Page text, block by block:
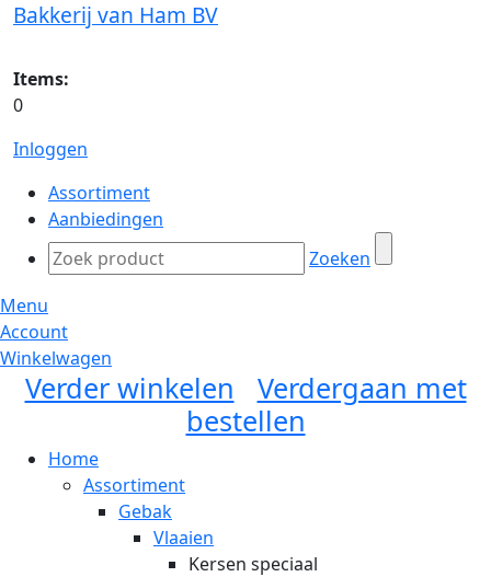
Bakkerij van Ham BV
Items:
0
Inloggen
Assortiment
Aanbiedingen
Zoeken
Menu
Account
Winkelwagen
Verder winkelen
Verdergaan met
bestellen
Home
Assortiment
Gebak
Vlaaien
Kersen speciaal